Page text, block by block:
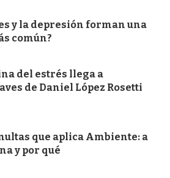
y la depresión forman una
común?
del estrés llega a
de Daniel López Rosetti
que aplica Ambiente: a
y por qué